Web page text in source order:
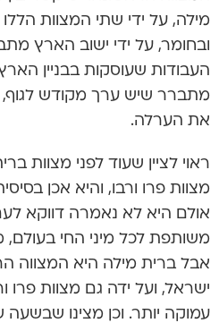
מילה, על ידי שתי המצוות
ובחומר, על ידי ישוב הארץ
העבודות שעוסקות בבניין
מתברר שיש ערך מקודש לגוף,
את הערלה.
ראוי לציין שעוד לפני מצוות
מצוות פרו ורבו, והיא אכן
אולם היא לא נאמרה דווקא
משותפת לכל מיני החי
אבל ברית מילה היא המצווה
ישראל, ועל ידה גם מצוות
עמוקה יותר. וכן מצינו